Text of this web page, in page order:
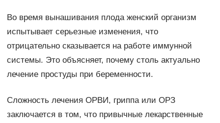
Во время вынашивания плода женский организм
испытывает серьезные изменения, что
отрицательно сказывается на работе иммунной
системы. Это объясняет, почему столь актуально
лечение простуды при беременности.
Сложность лечения ОРВИ, гриппа или ОРЗ
заключается в том, что привычные лекарственные